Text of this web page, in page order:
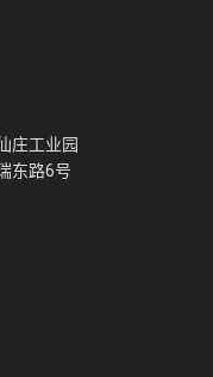
庄工业园
东路6号